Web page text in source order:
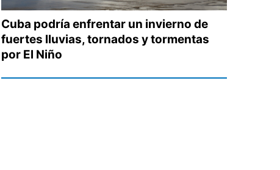
Cuba podría enfrentar un invierno de
fuertes lluvias, tornados y tormentas
por El Niño